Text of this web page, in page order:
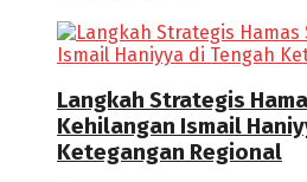
Langkah Strategis
Kehilangan Ismail
Ketegangan Regional